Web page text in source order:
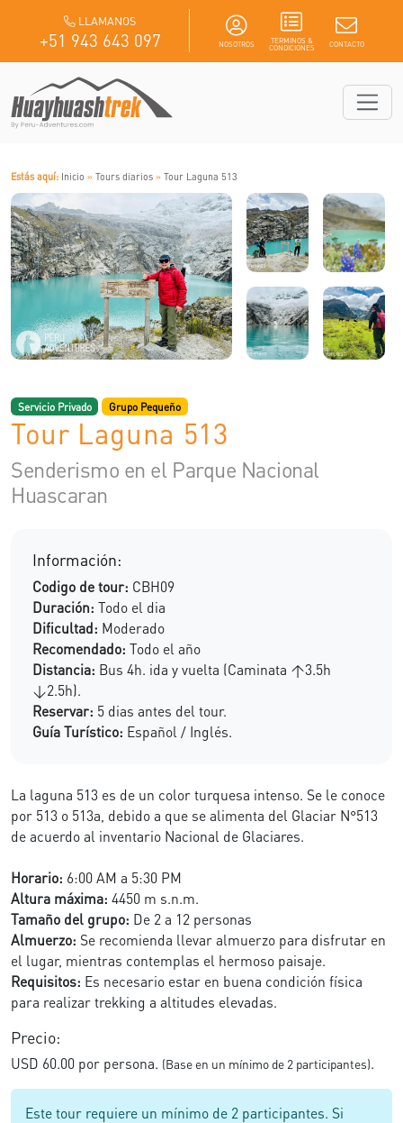
LLAMANOS
+51 943 643 097 NOSOTROS
TERMINOS &
CONDICIONES
CONTACTO
Estás aquí: Inicio » Tours diarios » Tour Laguna 513
Servicio Privado Grupo Pequeño
Tour Laguna 513
Senderismo en el Parque Nacional
Huascaran
Información:
Codigo de tour: CBH09
Duración: Todo el dia
Dificultad: Moderado
Recomendado: Todo el año
Distancia: Bus 4h. ida y vuelta (Caminata ↑3.5h
↓2.5h).
Reservar: 5 dias antes del tour.
Guía Turístico: Español / Inglés.
La laguna 513 es de un color turquesa intenso. Se le conoce
por 513 o 513a, debido a que se alimenta del Glaciar N°513
de acuerdo al inventario Nacional de Glaciares.
Horario: 6:00 AM a 5:30 PM
Altura máxima: 4450 m s.n.m.
Tamaño del grupo: De 2 a 12 personas
Almuerzo: Se recomienda llevar almuerzo para disfrutar en
el lugar, mientras contemplas el hermoso paisaje.
Requisitos: Es necesario estar en buena condición física
para realizar trekking a altitudes elevadas.
Precio:
USD 60.00 por persona. (Base en un mínimo de 2 participantes).
Este tour requiere un mínimo de 2 participantes. Si